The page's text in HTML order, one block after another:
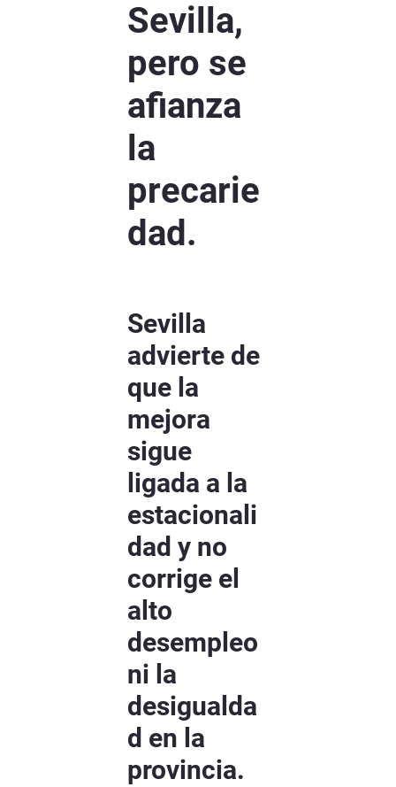
Sevilla,
pero se
afianza
la
precarie
dad.
Sevilla
advierte de
que la
mejora
sigue
ligada a la
estacionali
dad y no
corrige el
alto
desempleo
ni la
desigualda
d en la
provincia.